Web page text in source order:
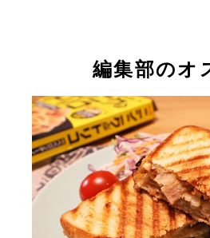
編集部のオ